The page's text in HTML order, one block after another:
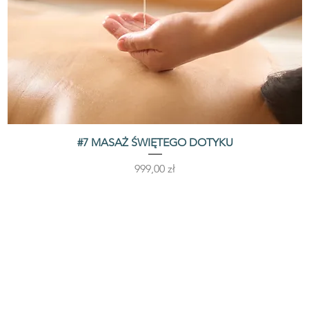
Podgląd
#7 MASAŻ ŚWIĘTEGO DOTYKU
Cena
999,00 zł